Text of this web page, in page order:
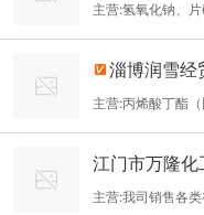
主营:氢氧化钠、
淄博润雪经
主营:丙烯酸丁酯
标）、混合丁醇
戊二醇（国标）、
标）、乙腈（国标
江门市万隆化
主营:我司销售各